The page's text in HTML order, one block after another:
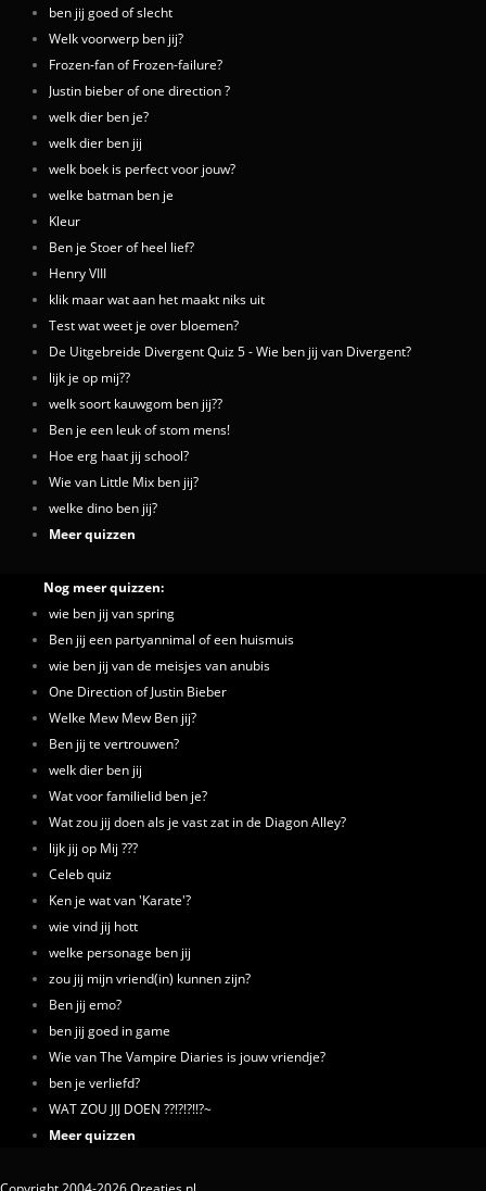
ben jij goed of slecht
Welk voorwerp ben jij?
Frozen-fan of Frozen-failure?
Justin bieber of one direction ?
welk dier ben je?
welk dier ben jij
welk boek is perfect voor jouw?
welke batman ben je
Kleur
Ben je Stoer of heel lief?
Henry VIII
klik maar wat aan het maakt niks uit
Test wat weet je over bloemen?
De Uitgebreide Divergent Quiz 5 - Wie ben jij van Divergent?
lijk je op mij??
welk soort kauwgom ben jij??
Ben je een leuk of stom mens!
Hoe erg haat jij school?
Wie van Little Mix ben jij?
welke dino ben jij?
Meer quizzen
Nog meer quizzen:
wie ben jij van spring
Ben jij een partyannimal of een huismuis
wie ben jij van de meisjes van anubis
One Direction of Justin Bieber
Welke Mew Mew Ben jij?
Ben jij te vertrouwen?
welk dier ben jij
Wat voor familielid ben je?
Wat zou jij doen als je vast zat in de Diagon Alley?
lijk jij op Mij ???
Celeb quiz
Ken je wat van 'Karate'?
wie vind jij hott
welke personage ben jij
zou jij mijn vriend(in) kunnen zijn?
Ben jij emo?
ben jij goed in game
Wie van The Vampire Diaries is jouw vriendje?
ben je verliefd?
WAT ZOU JIJ DOEN ??!?!?!!?~
Meer quizzen